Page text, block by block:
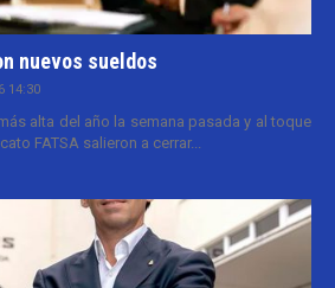
nuevos sueldos
14:30
alta del año la semana pasada y al toque
FATSA salieron a cerrar...